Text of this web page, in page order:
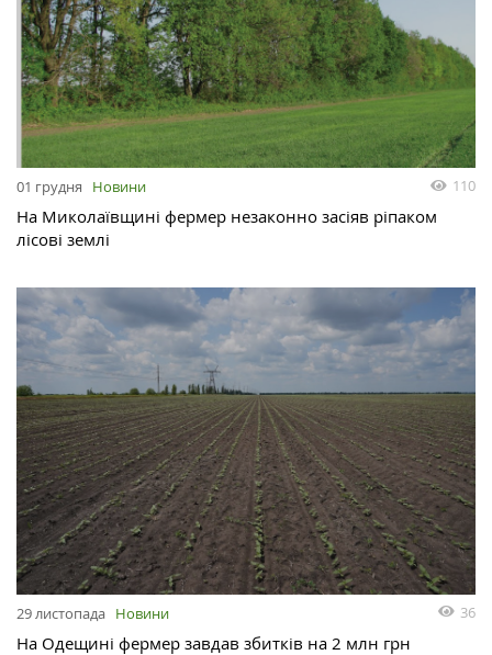
01 грудня Новини 110
На Миколаївщині фермер незаконно засіяв ріпаком
лісові землі
29 листопада Новини 36
На Одещині фермер завдав збитків на 2 млн грн